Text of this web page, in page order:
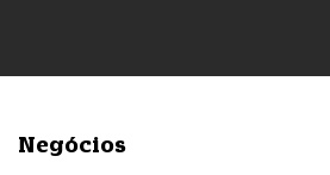
Negócios